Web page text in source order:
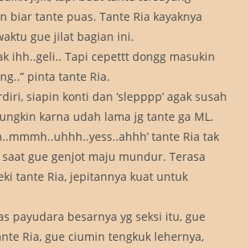
biar tante puas. Tante Ria kayaknya
gue jilat bagian ini.
ihh..geli.. Tapi cepettt dongg masukin
pinta tante Ria.
siapin konti dan ‘slepppp’ agak susah
karna udah lama jg tante ga ML.
tante Ria tak
gue genjot maju mundur. Terasa
tante Ria, jepitannya kuat untuk
payudara besarnya yg seksi itu, gue
Ria, gue ciumin tengkuk lehernya,